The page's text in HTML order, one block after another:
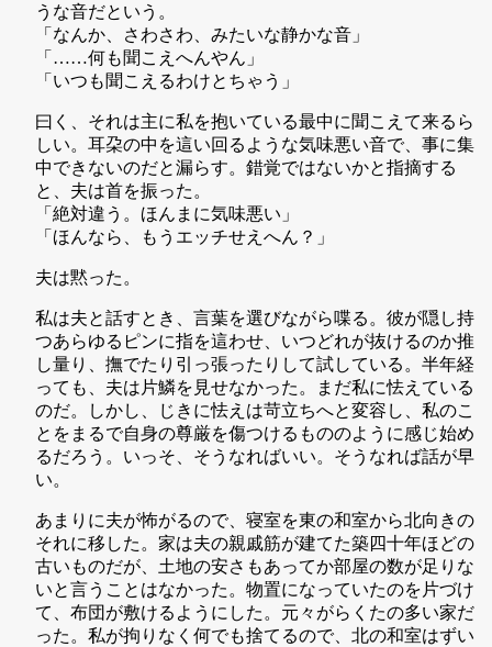
うな音だという。
「なんか、さわさわ、みたいな静かな音」
「……何も聞こえへんやん」
「いつも聞こえるわけとちゃう」
曰く、それは主に私を抱いている最中に聞こえて来るら
しい。耳朶の中を這い回るような気味悪い音で、事に集
中できないのだと漏らす。錯覚ではないかと指摘する
と、夫は首を振った。
「絶対違う。ほんまに気味悪い」
「ほんなら、もうエッチせえへん？」
夫は黙った。
私は夫と話すとき、言葉を選びながら喋る。彼が隠し持
つあらゆるピンに指を這わせ、いつどれが抜けるのか推
し量り、撫でたり引っ張ったりして試している。半年経
っても、夫は片鱗を見せなかった。まだ私に怯えている
のだ。しかし、じきに怯えは苛立ちへと変容し、私のこ
とをまるで自身の尊厳を傷つけるもののように感じ始め
るだろう。いっそ、そうなればいい。そうなれば話が早
い。
あまりに夫が怖がるので、寝室を東の和室から北向きの
それに移した。家は夫の親戚筋が建てた築四十年ほどの
古いものだが、土地の安さもあってか部屋の数が足りな
いと言うことはなかった。物置になっていたのを片づけ
て、布団が敷けるようにした。元々がらくたの多い家だ
った。私が拘りなく何でも捨てるので、北の和室はずい